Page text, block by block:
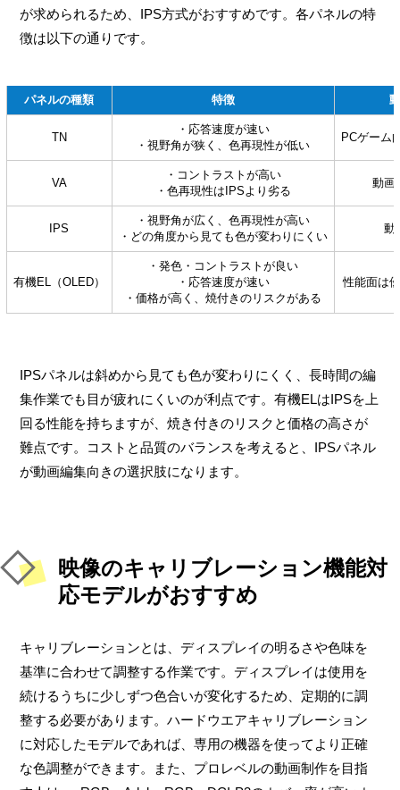
が求められるため、IPS方式がおすすめです。各パネルの特
徴は以下の通りです。
パネルの種類 特徴
TN
・応答速度が速い
・視野角が狭く、色再現性が低い
PCゲーム
VA
・コントラストが高い
・色再現性はIPSより劣る
動画
IPS
・視野角が広く、色再現性が高い
・どの角度から見ても色が変わりにくい
動
有機EL（OLED）
・発色・コントラストが良い
・応答速度が速い
・価格が高く、焼付きのリスクがある
性能面は
IPSパネルは斜めから見ても色が変わりにくく、長時間の編
集作業でも目が疲れにくいのが利点です。有機ELはIPSを上
回る性能を持ちますが、焼き付きのリスクと価格の高さが
難点です。コストと品質のバランスを考えると、IPSパネル
が動画編集向きの選択肢になります。
映像のキャリブレーション機能対
応モデルがおすすめ
キャリブレーションとは、ディスプレイの明るさや色味を
基準に合わせて調整する作業です。ディスプレイは使用を
続けるうちに少しずつ色合いが変化するため、定期的に調
整する必要があります。ハードウエアキャリブレーション
に対応したモデルであれば、専用の機器を使ってより正確
な色調整ができます。また、プロレベルの動画制作を目指